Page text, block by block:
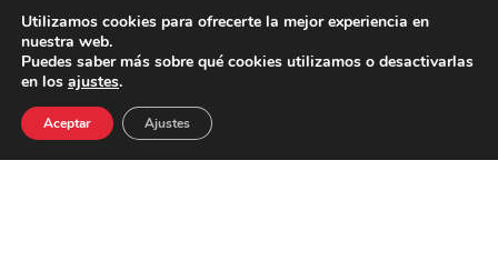
34667504662
Utilizamos cookies para ofrecerte la mejor experiencia en
nuestra web.
Puedes saber más sobre qué cookies utilizamos o desactivarlas
en los ajustes.
Aceptar Ajustes